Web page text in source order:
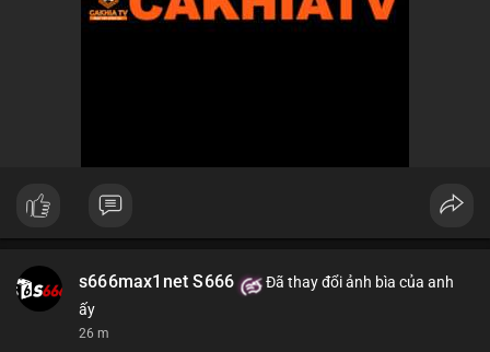
s666max1net S666
Đã thay đổi ảnh bìa của anh
ấy
26 m